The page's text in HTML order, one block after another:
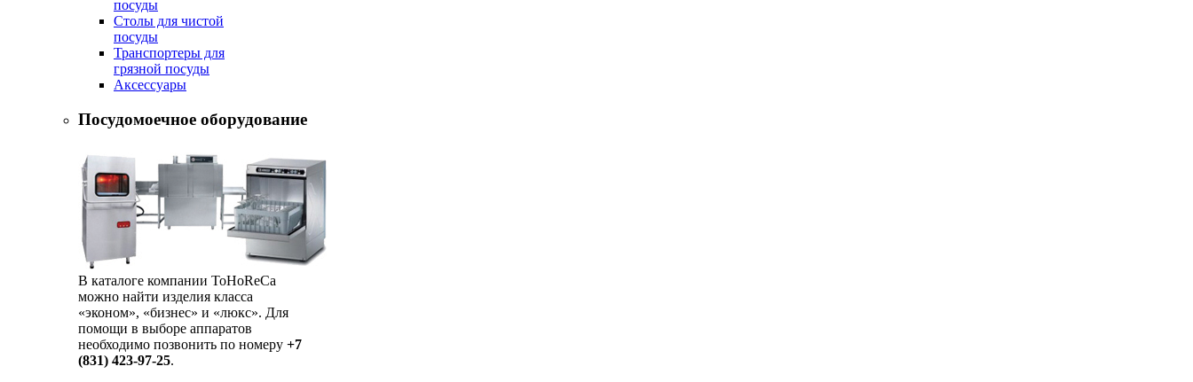
посуды
Столы для чистой
посуды
Транспортеры для
грязной посуды
Аксессуары
Посудомоечное оборудование
В каталоге компании ToHoReCa
можно найти изделия класса
«эконом», «бизнес» и «люкс». Для
помощи в выборе аппаратов
необходимо позвонить по номеру +7
(831) 423-97-25.